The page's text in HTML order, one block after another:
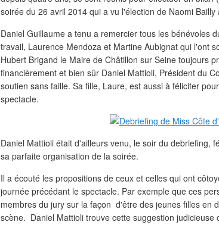
soirée du 26 avril 2014 qui a vu l'élection de Naomi
Daniel Guillaume a tenu a remercier tous les bénévoles
travail, Laurence Mendoza et Martine Aubignat qui l'ont
Hubert Brigand le Maire de Châtillon sur Seine toujours
financièrement et bien sûr Daniel Mattioli, Président du
soutien sans faille. Sa fille, Laure, est aussi à féliciter
spectacle.
Daniel Mattioli était d'ailleurs venu, le soir du debriefing,
sa parfaite organisation de la soirée.
Il a écouté les propositions de ceux et celles qui ont
journée précédant le spectacle. Par exemple que ces
membres du jury sur la façon d'être des jeunes filles en
scène. Daniel Mattioli trouve cette suggestion